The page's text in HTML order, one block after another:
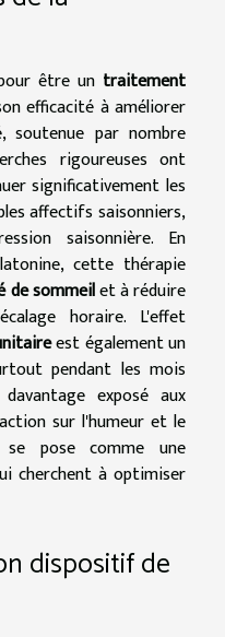
être un traitement
efficacité à améliorer
soutenue par nombre
rigoureuses ont
significativement les
affectifs saisonniers,
saisonnière. En
cette thérapie
de sommeilet à réduire
horaire. L'effet
est également un
pendant les mois
exposé aux
sur l'humeur et le
se pose comme une
cherchent à optimiser
dispositif de